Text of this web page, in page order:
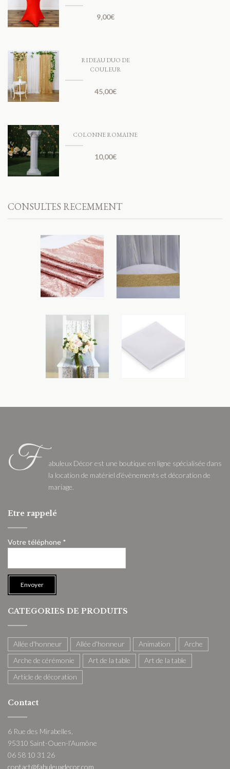
9,00€
RIDEAU DUO DE
COULEUR
45,00€
COLONNE ROMAINE
10,00€
CONSULTES RECEMMENT
F
abuleux Décor est une boutique en ligne spécialisée dans
la location de matériel d’évènements et décoration de
mariage.
Etre rappelé
Votre téléphone *
CATEGORIES DE PRODUITS
Allée d'honneur Allée d'honneur Animation
Arche
Arche de cérémonie
Art de la table
Art de la table
Article de décoration
Contact
6 Rue des Mirabelles,
95310 Saint-Ouen-l’Aumône
06 58 10 31 26
contact@fabuleuxdecor.com